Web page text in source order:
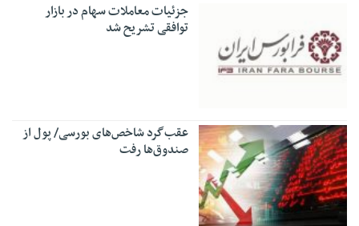
جزئیات معاملات سهام در بازار
توافقی تشریح شد
عقب‌گرد شاخص‌های بورسی/ پول از
صندوق‌ها رفت